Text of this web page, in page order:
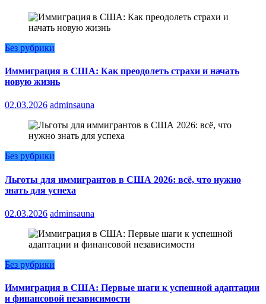
Без рубрики
Иммиграция в США: Как преодолеть страхи и начать
новую жизнь
02.03.2026 adminsauna
Без рубрики
Льготы для иммигрантов в США 2026: всё, что нужно
знать для успеха
02.03.2026 adminsauna
Без рубрики
Иммиграция в США: Первые шаги к успешной адаптации
и финансовой независимости